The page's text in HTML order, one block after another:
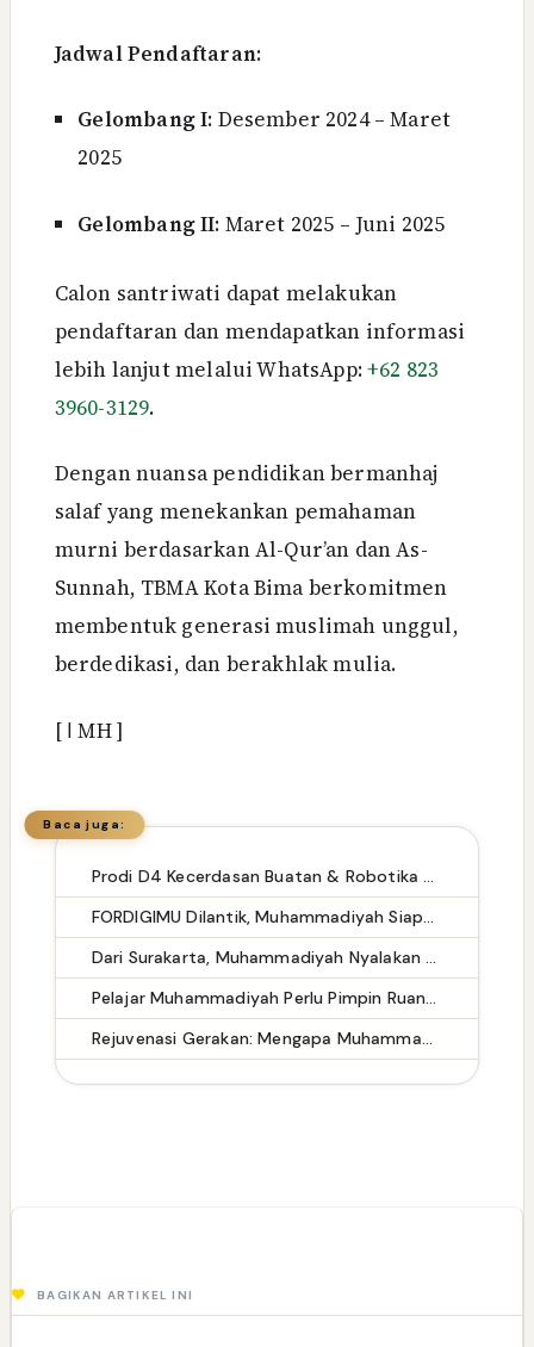
Jadwal Pendaftaran:
Gelombang I: Desember 2024 – Maret
2025
Gelombang II: Maret 2025 – Juni 2025
Calon santriwati dapat melakukan
pendaftaran dan mendapatkan informasi
lebih lanjut melalui WhatsApp:+62 823
3960-3129.
Dengan nuansa pendidikan ber­manhaj
salaf yang menekankan pemahaman
murni berdasarkan Al-Qur’an dan As-
Sunnah, TBMA Kota Bima berkomitmen
membentuk generasi muslimah unggul,
berdedikasi, dan berakhlak mulia.
[ ا MH ]
Baca juga:
Prodi D4 Kecerdasan Buatan & Robotika Gelar Workshop Mobile Robot untuk Siswa SMK, Optimalkan Laboratorium untuk Pengabdian Masyarakat
FORDIGIMU Dilantik, Muhammadiyah Siapkan Pasukan Pencerah di Ruang Digital
Dari Surakarta, Muhammadiyah Nyalakan Gerakan Dakwah Digital yang Mencerahkan
Pelajar Muhammadiyah Perlu Pimpin Ruang Digital dengan Adab
Rejuvenasi Gerakan: Mengapa Muhammadiyah Menjadi Magnet Baru bagi Generasi Z Indonesia?
BAGIKAN ARTIKEL INI